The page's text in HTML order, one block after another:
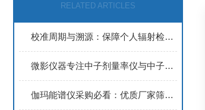
RELATED ARTICLES
校准周期与溯源：保障个人辐射检测仪长期有效性的技术维护方案
微影仪器专注中子剂量率仪与中子检测仪：选购参考建议
伽玛能谱仪采购必看：优质厂家筛选，微影仪器参数优势分析